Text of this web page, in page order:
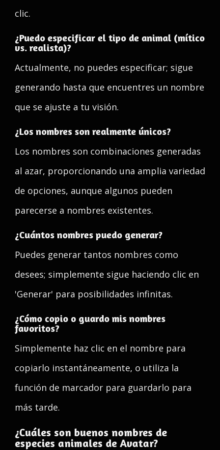
clic.
¿Puedo especificar el tipo de animal (mítico
vs. realista)?
Actualmente, no puedes especificar; sigue
generando hasta que encuentres un nombre
que se ajuste a tu visión.
¿Los nombres son realmente únicos?
Los nombres son combinaciones generadas
al azar, proporcionando una amplia variedad
de opciones, aunque algunos pueden
parecerse a nombres existentes.
¿Cuántos nombres puedo generar?
Puedes generar tantos nombres como
desees; simplemente sigue haciendo clic en
'Generar' para posibilidades infinitas.
¿Cómo copio o guardo mis nombres
favoritos?
Simplemente haz clic en el nombre para
copiarlo instantáneamente, o utiliza la
función de marcador para guardarlo para
más tarde.
¿Cuáles son buenos nombres de
especies animales de Avatar?